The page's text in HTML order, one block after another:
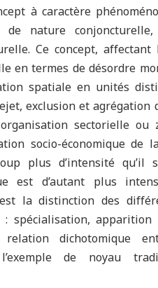
à caractère
nature conjoncturelle,
Ce concept,
en termes de désordre
spatiale en unités
exclusion et agrégation
sectorielle ou
socio-économique de
plus d’intensité qu’il
est d’autant plus
la distinction des
spécialisation,
dichotomique
de noyau